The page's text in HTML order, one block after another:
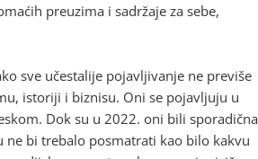
preuzima i sadržaje za sebe,
sve učestalije pojavljivanje ne previše
istoriji i biznisu. Oni se pojavljuju u
Dok su u 2022. oni bili sporadična
ne bi trebalo posmatrati kao bilo kakvu